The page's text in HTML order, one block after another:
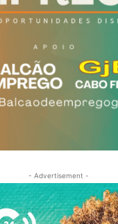
- Advertisement -